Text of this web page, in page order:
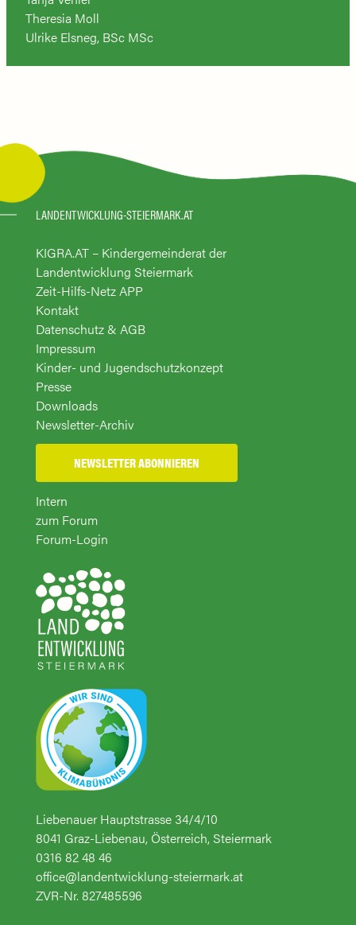
Theresia Moll
Ulrike Elsneg, BSc MSc
LANDENTWICKLUNG-STEIERMARK.AT
KIGRA.AT – Kindergemeinderat der
Landentwicklung Steiermark
Zeit-Hilfs-Netz APP
Kontakt
Datenschutz & AGB
Impressum
Kinder- und Jugendschutzkonzept
Presse
Downloads
Newsletter-Archiv
NEWSLETTER ABONNIEREN
Intern
zum Forum
Forum-Login
Liebenauer Hauptstrasse 34/4/10
8041 Graz-Liebenau, Österreich, Steiermark
0316 82 48 46
office@landentwicklung-steiermark.at
ZVR-Nr. 827485596